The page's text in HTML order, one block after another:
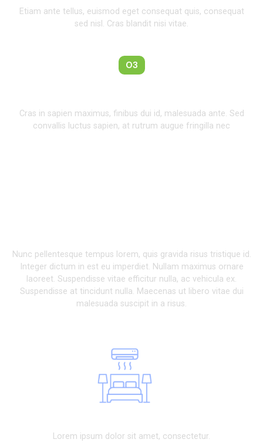
Etiam ante tellus, euismod eget consequat quis, consequat
sed nisl. Cras blandit nisi vitae.
03
Cras in sapien maximus, finibus dui id, malesuada ante. Sed
convallis luctus sapien, at rutrum augue fringilla nec
Nunc pellentesque tempus lorem, quis gravida risus tristique id.
Integer dictum in est eu imperdiet. Nullam maximus ornare
laoreet. Suspendisse vitae efficitur nulla, ac vehicula ex.
Suspendisse at tincidunt nulla. Maecenas ut libero vitae dui
malesuada suscipit in a risus.
Lorem ipsum dolor sit amet, consectetur.